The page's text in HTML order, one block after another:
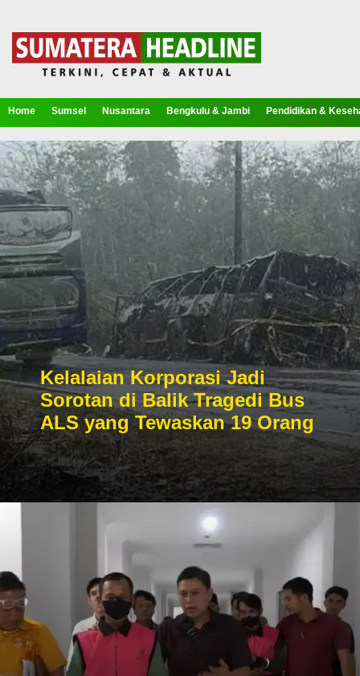
Home Sumsel Nusantara Bengkulu & Jambi Pendidikan &
Kelalaian Korporasi Jadi
Sorotan di Balik Tragedi Bus
ALS yang Tewaskan 19 Orang